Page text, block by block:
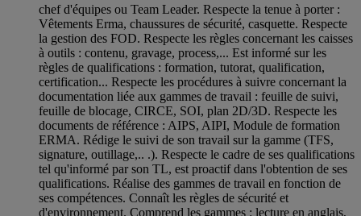
chef d'équipes ou Team Leader. Respecte la tenue à porter :
Vêtements Erma, chaussures de sécurité, casquette. Respecte
la gestion des FOD. Respecte les règles concernant les caisses
à outils : contenu, gravage, process,... Est informé sur les
règles de qualifications : formation, tutorat, qualification,
certification... Respecte les procédures à suivre concernant la
documentation liée aux gammes de travail : feuille de suivi,
feuille de blocage, CIRCE, SOI, plan 2D/3D. Respecte les
documents de référence : AIPS, AIPI, Module de formation
ERMA. Rédige le suivi de son travail sur la gamme (TFS,
signature, outillage,.. .). Respecte le cadre de ses qualifications
tel qu'informé par son TL, est proactif dans l'obtention de ses
qualifications. Réalise des gammes de travail en fonction de
ses compétences. Connaît les règles de sécurité et
d'environnement. Comprend les gammes : lecture en anglais,